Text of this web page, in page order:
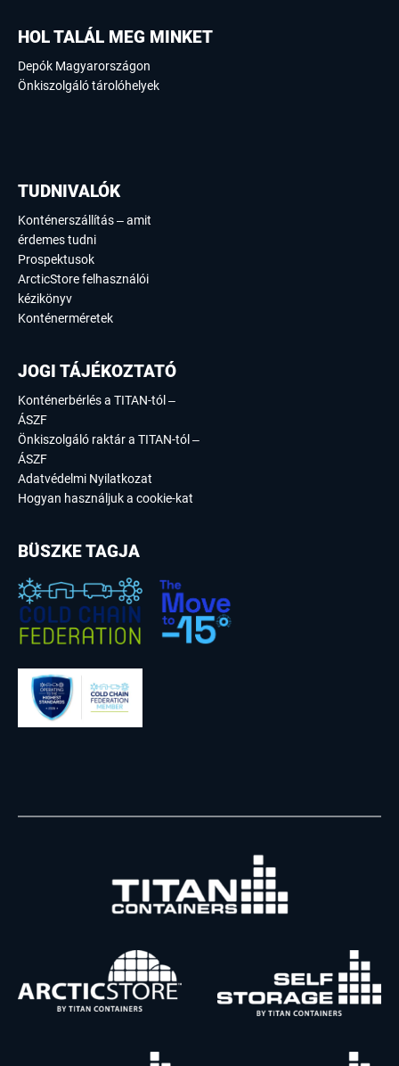
HOL TALÁL MEG MINKET
Depók Magyarországon
Önkiszolgáló tárolóhelyek
TUDNIVALÓK
Konténerszállítás – amit
érdemes tudni
Prospektusok
ArcticStore felhasználói
kézikönyv
Konténerméretek
JOGI TÁJÉKOZTATÓ
Konténerbérlés a TITAN-tól –
ÁSZF
Önkiszolgáló raktár a TITAN-tól –
ÁSZF
Adatvédelmi Nyilatkozat
Hogyan használjuk a cookie-kat
BÜSZKE TAGJA